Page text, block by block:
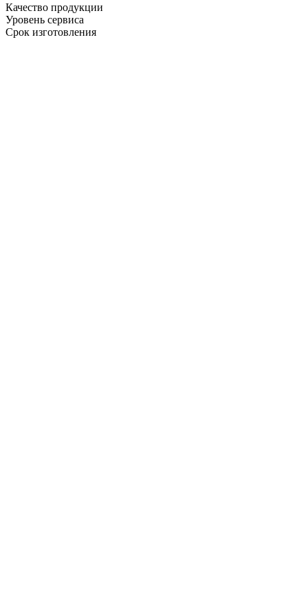
Качество продукции
Уровень сервиса
Срок изготовления